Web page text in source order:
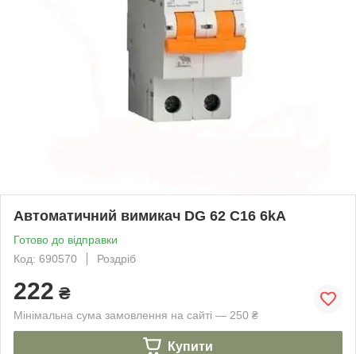
Автоматичний вимикач DG 62 C16 6kA
Готово до відправки
Код: 690570
Роздріб
222 ₴
Мінімальна сума замовлення на сайті — 250 ₴
Купити